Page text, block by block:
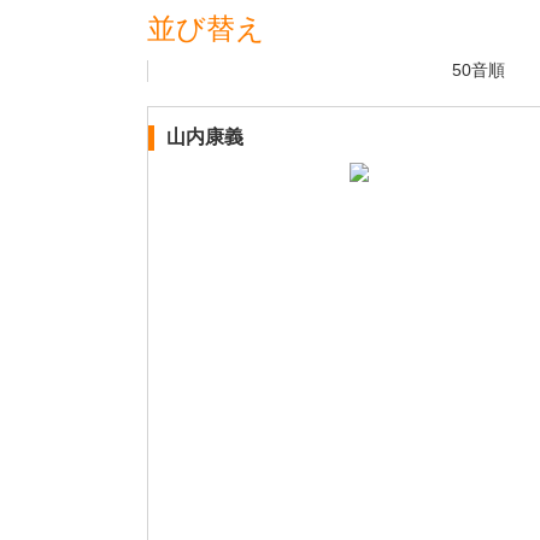
並び替え
50音順
山内康義